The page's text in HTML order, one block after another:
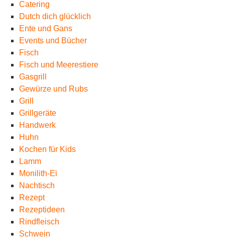
Catering
Dutch dich glücklich
Ente und Gans
Events und Bücher
Fisch
Fisch und Meerestiere
Gasgrill
Gewürze und Rubs
Grill
Grillgeräte
Handwerk
Huhn
Kochen für Kids
Lamm
Monilith-Ei
Nachtisch
Rezept
Rezeptideen
Rindfleisch
Schwein